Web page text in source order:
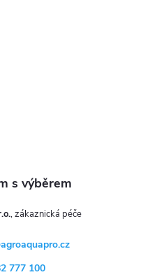
agroaquapro.cz
777 100